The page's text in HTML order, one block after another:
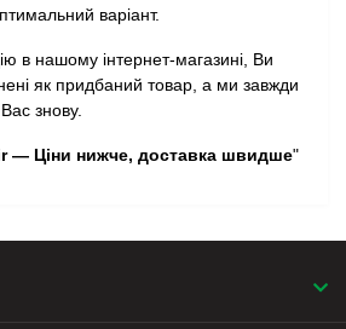
варіант.
в нашому інтернет-магазині, Ви
як придбаний товар, а ми завжди
знову.
— Ціни нижче, доставка швидше"